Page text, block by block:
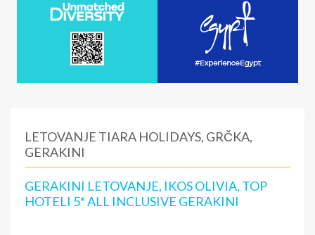
LETOVANJE TIARA HOLIDAYS, GRČKA,
GERAKINI
GERAKINI LETOVANJE, IKOS OLIVIA, TOP
HOTELI 5* ALL INCLUSIVE GERAKINI